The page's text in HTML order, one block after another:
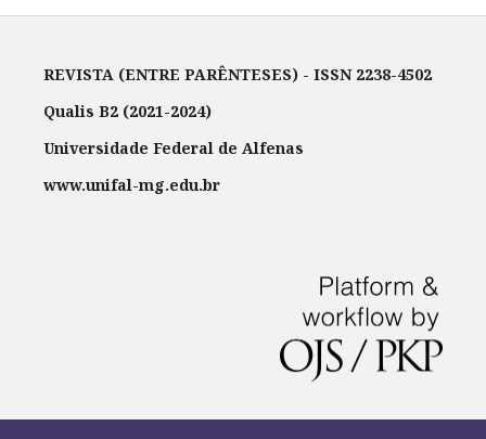
REVISTA (ENTRE PARÊNTESES) - ISSN 2238-4502
Qualis B2 (2021-2024)
Universidade Federal de Alfenas
www.unifal-mg.edu.br